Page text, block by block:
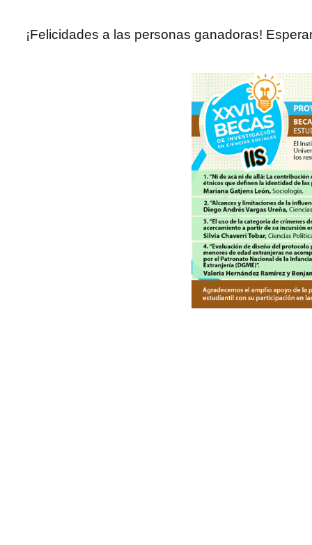
¡Felicidades a las personas ganadoras!